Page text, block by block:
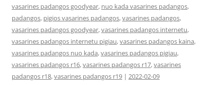
vasarines padangos goodyear, nuo kada vasarines padangos,
padangos, pigios vasarines padangos,vasarines padangos,
vasarines padangos goodyear,vasarines padangos internetu,
vasarines padangos internetu pigiau,vasarines padangos kaina,
vasarines padangos nuo kada,vasarines padangos pigiau,
vasarines padangos r16,vasarines padangos r17,vasarines
padangos r18,vasarines padangos r19 | 2022-02-09